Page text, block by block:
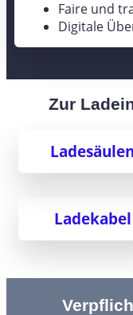
Faire und
Digitale
Zur
Ladesäulen
Ladekabel